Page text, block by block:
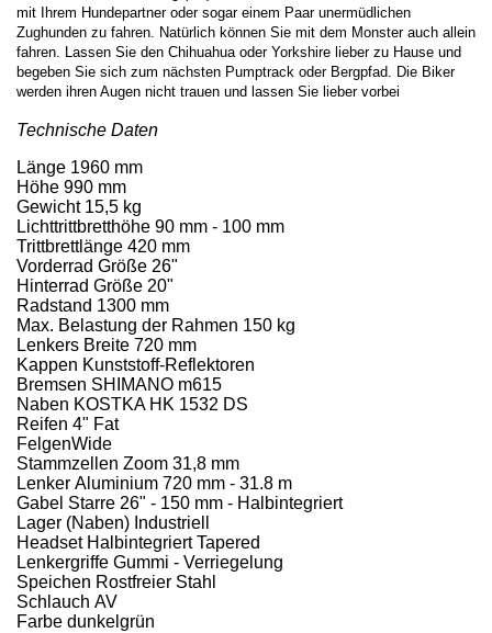
mit Ihrem Hundepartner oder sogar einem Paar unermüdlichen
Zughunden zu fahren. Natürlich können Sie mit dem Monster auch allein
fahren. Lassen Sie den Chihuahua oder Yorkshire lieber zu Hause und
begeben Sie sich zum nächsten Pumptrack oder Bergpfad. Die Biker
werden ihren Augen nicht trauen und lassen Sie lieber vorbei
Technische Daten
Länge 1960 mm
Höhe 990 mm
Gewicht 15,5 kg
Lichttrittbretthöhe 90 mm - 100 mm
Trittbrettlänge 420 mm
Vorderrad Größe 26"
Hinterrad Größe 20"
Radstand 1300 mm
Max. Belastung der Rahmen 150 kg
Lenkers Breite 720 mm
Kappen Kunststoff-Reflektoren
Bremsen SHIMANO m615
Naben KOSTKA HK 1532 DS
Reifen 4" Fat
FelgenWide
Stammzellen Zoom 31,8 mm
Lenker Aluminium 720 mm - 31.8 m
Gabel Starre 26" - 150 mm - Halbintegriert
Lager (Naben) Industriell
Headset Halbintegriert Tapered
Lenkergriffe Gummi - Verriegelung
Speichen Rostfreier Stahl
Schlauch AV
Farbe dunkelgrün